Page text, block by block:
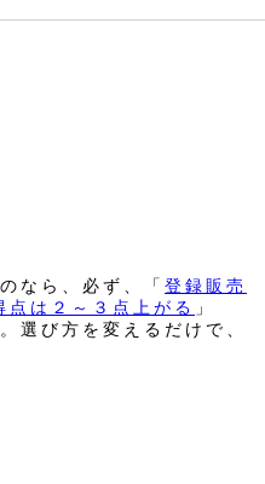
なら、必ず、「 登録販売
点は２～３点上がる 」
選び方を変えるだけで、